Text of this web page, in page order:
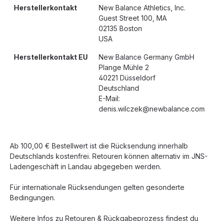
Herstellerkontakt
New Balance Athletics, Inc.
Guest Street 100, MA
02135 Boston
USA
Herstellerkontakt EU
New Balance Germany GmbH
Plange Mühle 2
40221 Düsseldorf
Deutschland
E-Mail:
denis.wilczek@newbalance.com
Ab 100,00 € Bestellwert ist die Rücksendung innerhalb
Deutschlands kostenfrei. Retouren können alternativ im JNS-
Ladengeschäft in Landau abgegeben werden.
Für internationale Rücksendungen gelten gesonderte
Bedingungen.
Weitere Infos zu Retouren & Rückgabeprozess findest du